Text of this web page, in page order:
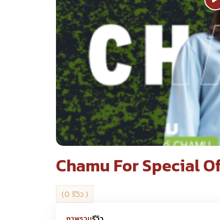
Chamu For Special
(0 รีวิว )